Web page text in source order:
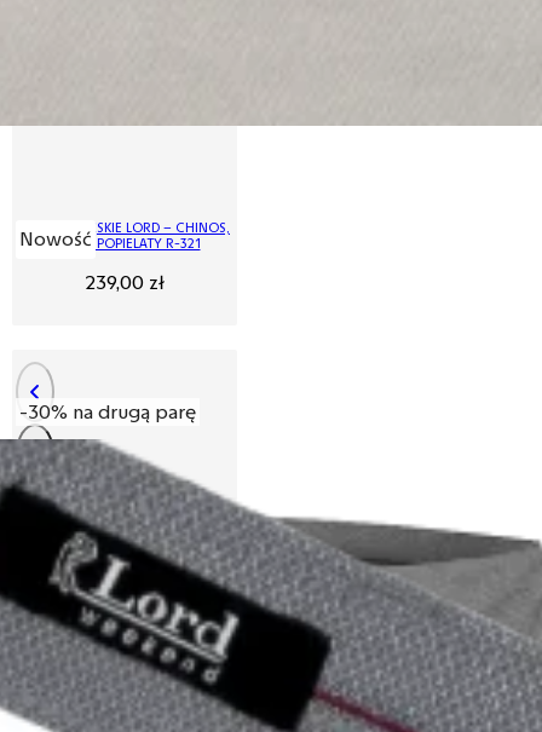
Nowość
SPODNIE MĘSKIE LORD – CHINOS,
KOLOR POPIELATY R-321
239,00 zł
-30% na drugą parę